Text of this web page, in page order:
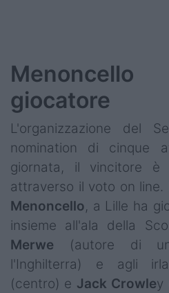
giocatore
L'organizzazione del
nomination di cinque
giornata, il vincitore è
attraverso il voto on line.
Menoncello, a Lille ha
insieme all'ala della
Merwe (autore di
l'Inghilterra) e agli
(centro) e Jack Crowley